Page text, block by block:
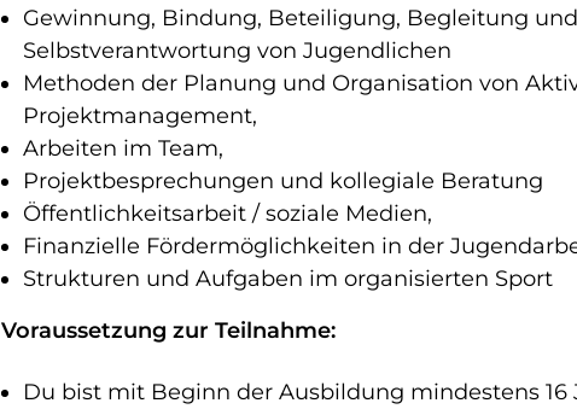
Gewinnung, Bindung, Beteiligung, Begleitung und
Selbstverantwortung von Jugendlichen
Methoden der Planung und Organisation von
Projektmanagement,
Arbeiten im Team,
Projektbesprechungen und kollegiale Beratung
Öffentlichkeitsarbeit / soziale Medien,
Finanzielle Fördermöglichkeiten in der
Strukturen und Aufgaben im organisierten Sport
Voraussetzung zur Teilnahme:
Du bist mit Beginn der Ausbildung mindestens 16